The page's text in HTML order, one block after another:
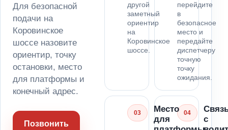
Для безопасной
подачи на
Коровинское
шоссе назовите
ориентир, точку
остановки, место
для платформы и
конечный адрес.
Позвонить
другой
заметный
ориентир
на
Коровинское
шоссе.
перейдите
в
безопасное
место и
передайте
диспетчеру
точную
точку
ожидания.
03
Место
для
04
с